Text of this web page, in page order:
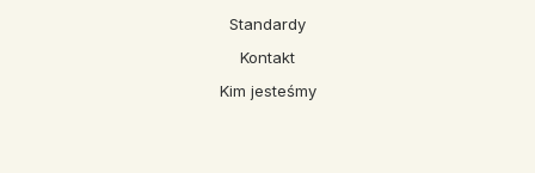
Standardy
Kontakt
Kim jesteśmy